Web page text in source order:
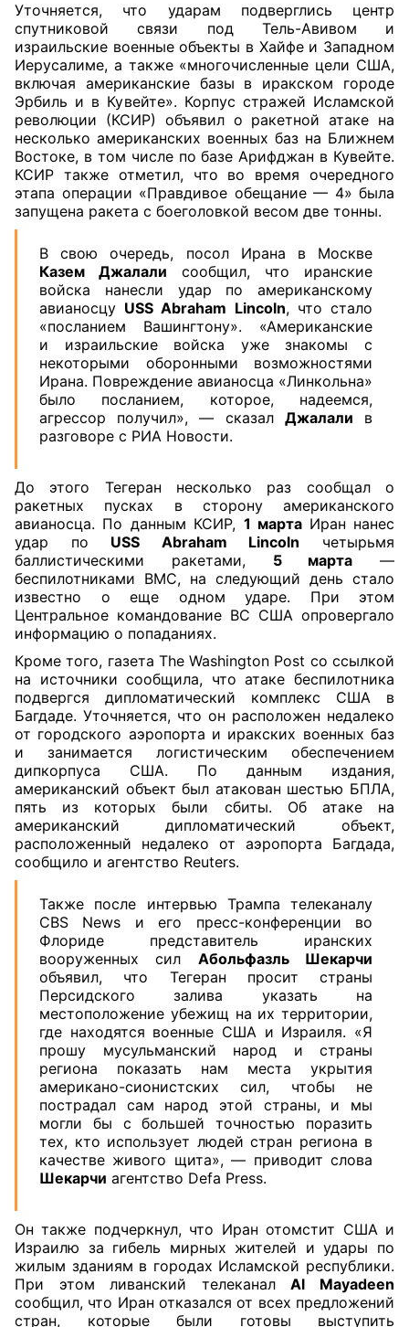
Уточняется, что ударам подверглись центр
спутниковой связи под Тель-Авивом и
израильские военные объекты в Хайфе и Западном
Иерусалиме, а также «многочисленные цели США,
включая американские базы в иракском городе
Эрбиль и в Кувейте». Корпус стражей Исламской
революции (КСИР) объявил о ракетной атаке на
несколько американских военных баз на Ближнем
Востоке, в том числе по базе Арифджан в Кувейте.
КСИР также отметил, что во время очередного
этапа операции «Правдивое обещание — 4» была
запущена ракета с боеголовкой весом две тонны.
В свою очередь, посол Ирана в Москве
Казем Джалали сообщил, что иранские
войска нанесли удар по американскому
авианосцу USS Abraham Lincoln, что стало
«посланием Вашингтону». «Американские
и израильские войска уже знакомы с
некоторыми оборонными возможностями
Ирана. Повреждение авианосца «Линкольна»
было посланием, которое, надеемся,
агрессор получил», — сказал Джалали в
разговоре с РИА Новости.
До этого Тегеран несколько раз сообщал о
ракетных пусках в сторону американского
авианосца. По данным КСИР, 1 марта Иран нанес
удар по USS Abraham Lincoln четырьмя
баллистическими ракетами, 5 марта —
беспилотниками ВМС, на следующий день стало
известно о еще одном ударе. При этом
Центральное командование ВС США опровергало
информацию о попаданиях.
Кроме того, газета The Washington Post со ссылкой
на источники сообщила, что атаке беспилотника
подвергся дипломатический комплекс США в
Багдаде. Уточняется, что он расположен недалеко
от городского аэропорта и иракских военных баз
и занимается логистическим обеспечением
дипкорпуса США. По данным издания,
американский объект был атакован шестью БПЛА,
пять из которых были сбиты. Об атаке на
американский дипломатический объект,
расположенный недалеко от аэропорта Багдада,
сообщило и агентство Reuters.
Также после интервью Трампа телеканалу
CBS News и его пресс-конференции во
Флориде представитель иранских
вооруженных сил Абольфазль Шекарчи
объявил, что Тегеран просит страны
Персидского залива указать на
местоположение убежищ на их территории,
где находятся военные США и Израиля. «Я
прошу мусульманский народ и страны
региона показать нам места укрытия
американо-сионистских сил, чтобы не
пострадал сам народ этой страны, и мы
могли бы с большей точностью поразить
тех, кто использует людей стран региона в
качестве живого щита», — приводит слова
Шекарчи агентство Defa Press.
Он также подчеркнул, что Иран отомстит США и
Израилю за гибель мирных жителей и удары по
жилым зданиям в городах Исламской республики.
При этом ливанский телеканалAl Mayadeen
сообщил, что Иран отказался от всех предложений
стран, которые были готовы выступить